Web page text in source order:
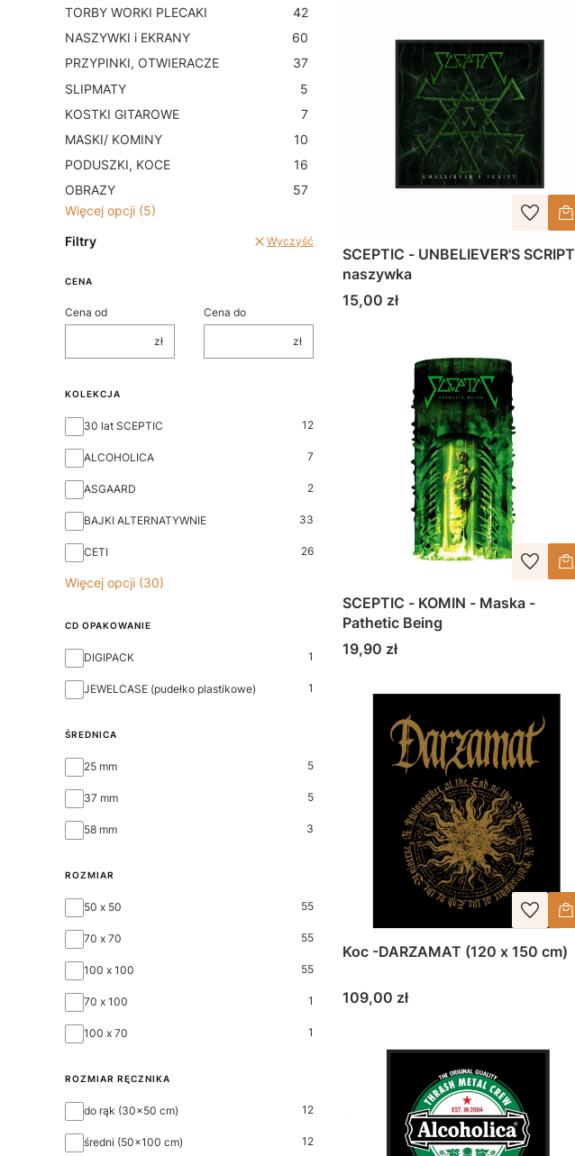
TORBY WORKI PLECAKI
42
NASZYWKI i EKRANY
60
PRZYPINKI, OTWIERACZE
37
SLIPMATY
5
KOSTKI GITAROWE
7
MASKI/ KOMINY
10
PODUSZKI, KOCE
16
OBRAZY
57
Więcej opcji (5)
Filtry
Wyczyść
CENA
Cena od
zł
Cena do
zł
KOLEKCJA
Kolekcja
30 lat SCEPTIC 12
ALCOHOLICA 7
ASGAARD 2
BAJKI ALTERNATYWNIE 33
CETI 26
Więcej opcji (30)
CD OPAKOWANIE
CD OPAKOWANIE
DIGIPACK 1
JEWELCASE (pudełko plastikowe) 1
ŚREDNICA
ŚREDNICA
25 mm 5
37 mm 5
58 mm 3
ROZMIAR
ROZMIAR
50 x 50 55
70 x 70 55
100 x 100 55
70 x 100 1
100 x 70 1
ROZMIAR RĘCZNIKA
Rozmiar ręcznika
do rąk (30x50 cm) 12
średni (50x100 cm) 12
SCEPTIC - UNBELIEVER'S SCRIPT
naszywka
Cena
15,00 zł
SCEPTIC - KOMIN - Maska -
Pathetic Being
Cena
19,90 zł
Koc -DARZAMAT (120 x 150 cm)
Cena
109,00 zł